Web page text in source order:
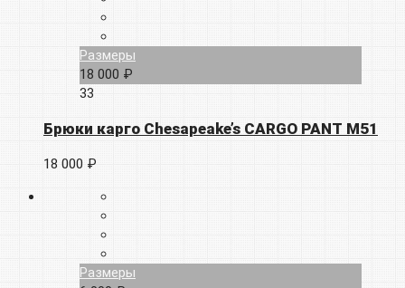
Размеры
18 000 ₽
33
Брюки карго Chesapeake’s CARGO PANT M51
18 000 ₽
Размеры